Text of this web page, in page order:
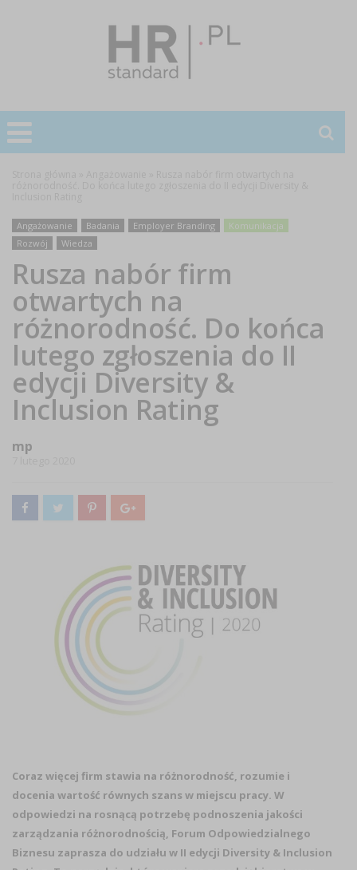
Angażowanie Badania Employer Branding
Komunikacja
Rozwój
Wiedza
Rusza nabór firm
otwartych na
różnorodność. Do końca
lutego zgłoszenia do II
edycji Diversity &
Inclusion Rating
mp
Coraz więcej firm stawia na różnorodność, rozumie i
docenia wartość równych szans w miejscu pracy. W
odpowiedzi na rosnącą potrzebę podnoszenia jakości
zarządzania różnorodnością, Forum Odpowiedzialnego
Biznesu zaprasza do udziału w II edycji Diversity & Inclusion